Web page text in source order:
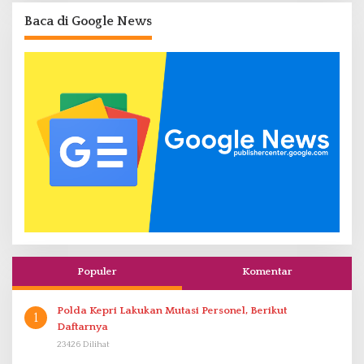
Baca di Google News
Populer Komentar
1
Polda Kepri Lakukan Mutasi Personel, Berikut
Daftarnya
23426 Dilihat